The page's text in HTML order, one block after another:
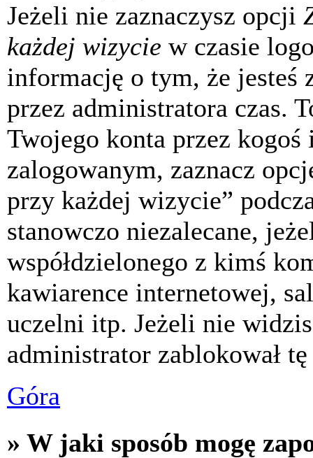
Jeżeli nie zaznaczysz opcji
każdej wizycie w czasie
informację o tym, że jesteś
przez administratora czas.
Twojego konta przez kogoś
zalogowanym, zaznacz
przy każdej wizycie”
stanowczo niezalecane,
współdzielonego z kimś
kawiarence internetowej,
uczelni itp. Jeżeli nie
administrator zablokował
Góra
» W jaki sposób mogę